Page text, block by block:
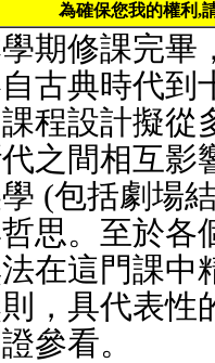
為確保您我的權利,
期修課完畢
古典時代到
程設計擬從
之間相互影
(包括劇場
思。至於各
在這門課中
，具代表性
參看。